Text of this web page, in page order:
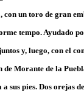
con un toro de gran
tempo. Ayudado
y, luego, con el
de Morante de la
sus pies. Dos orejas